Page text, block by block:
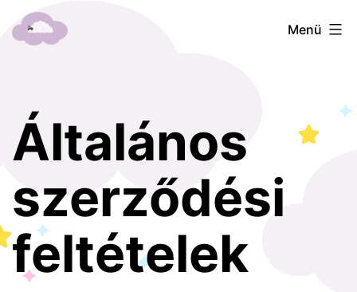
Ugrás
Lillac
Menü
Általános
szerződési
feltételek